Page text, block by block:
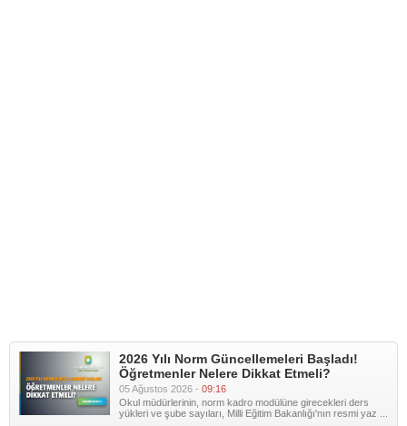
2026 Yılı Norm Güncellemeleri Başladı!
Öğretmenler Nelere Dikkat Etmeli?
05 Ağustos 2026 - 09:16
Okul müdürlerinin, norm kadro modülüne girecekleri ders
yükleri ve şube sayıları, Milli Eğitim Bakanlığı'nın resmi yaz ...